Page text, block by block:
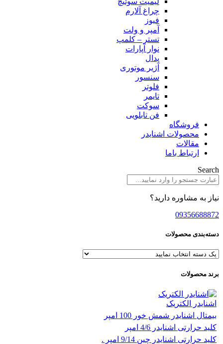
چراغ آلارم
فیوز
آمپر و ولت
تستر – کلمپ
نوار آپارات
پدال
آژیر موتوری
سنسور
فلوتر
تایمر
سوکت
فن تابلویی
فروشگاه
محصولات اشنایدر
مقالات
ارتباط باما
Search
نیاز به مشاوره دارید؟
09356688872
دسته‌بندی محصولات
برند محصولات
اشنایدر الکتریک
بیمتال اشنایدر شمش خور 100 امپر
کلید حرارتی اشنایدر 4/6 امپر
کلید حرارتی اشنایدر چین 9/14 امپر .